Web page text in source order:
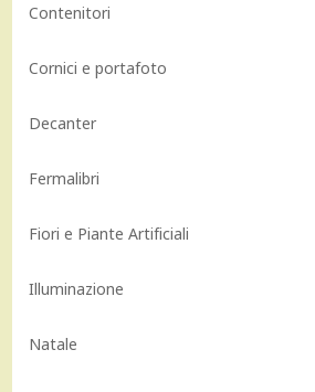
Contenitori
Cornici e portafoto
Decanter
Fermalibri
Fiori e Piante Artificiali
Illuminazione
Natale